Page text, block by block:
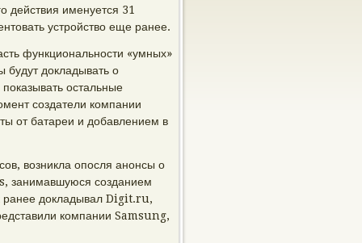
действия именуется 31
устройство еще ранее.
функциональности «умных»
будут докладывать о
остальные
создатели компании
от батареи и добавлением в
возникла опосля анонсы о
занимавшуюся созданием
ранее докладывал Digit.ru,
компании Samsung,